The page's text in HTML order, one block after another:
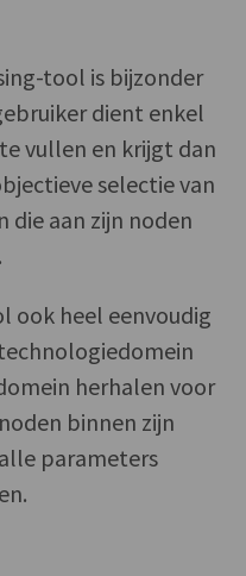
tool is bijzonder
dient enkel
vullen en krijgt dan
selectie van
aan zijn noden
ook heel eenvoudig
herhalen voor
binnen zijn
parameters